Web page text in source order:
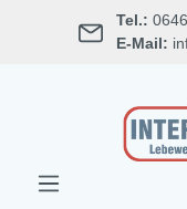
springen Tel.:
E-Mail: